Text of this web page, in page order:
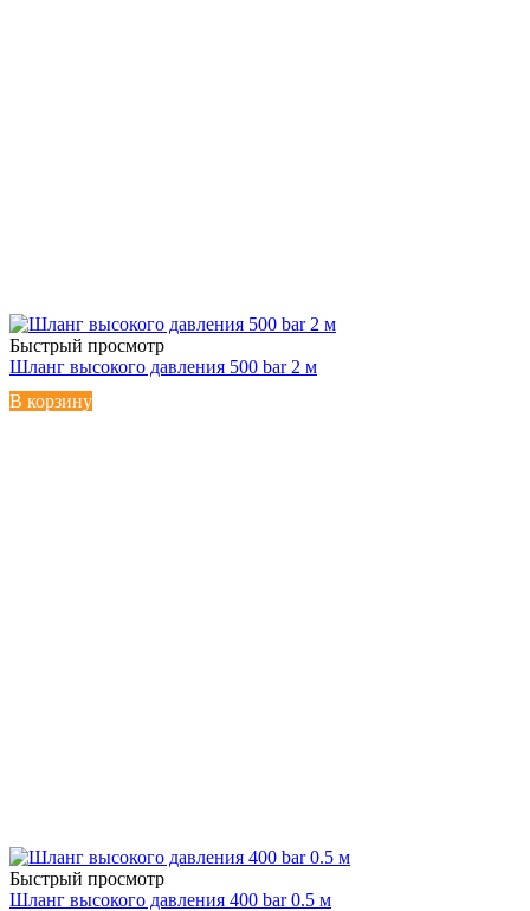
Быстрый просмотр
Шланг высокого давления 500 bar 2 м
В корзину
Быстрый просмотр
Шланг высокого давления 400 bar 0.5 м